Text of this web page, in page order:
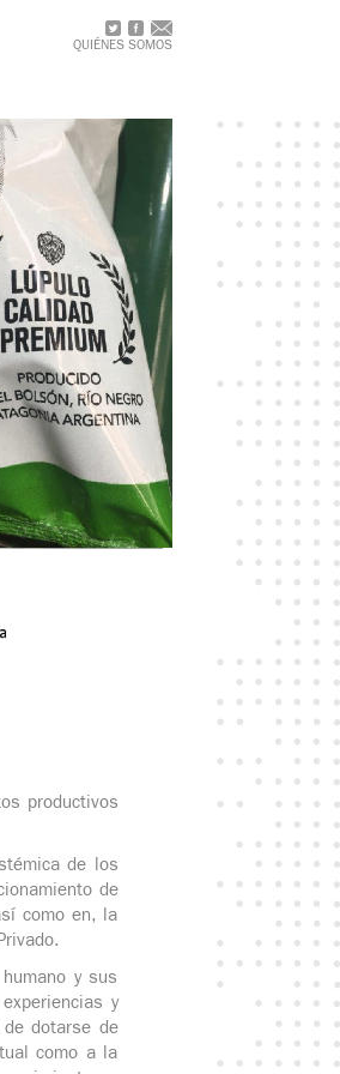
QUIÉNES SOMOS
productivos
de los
de
como en, la
y sus
y
dotarse de
como a la